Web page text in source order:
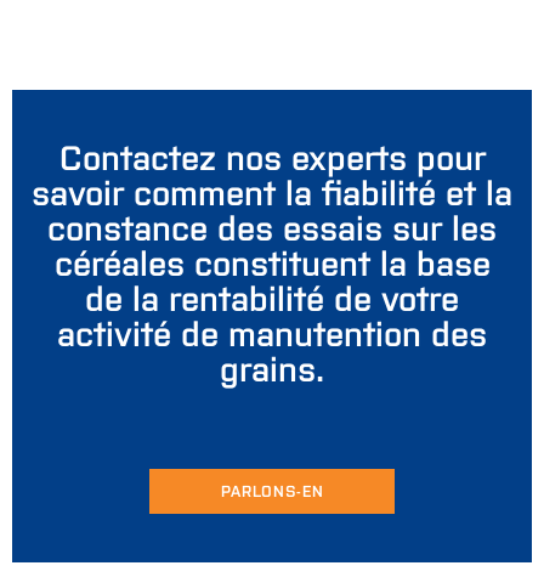
Contactez nos experts pour
savoir comment la fiabilité et la
constance des essais sur les
céréales constituent la base
de la rentabilité de votre
activité de manutention des
grains.
PARLONS-EN